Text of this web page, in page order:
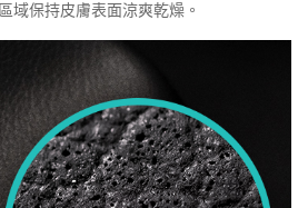
域保持皮膚表面涼爽乾燥。